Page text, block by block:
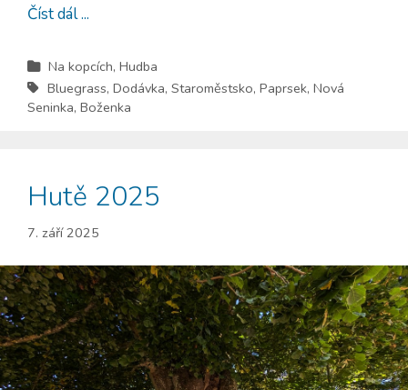
Číst dál ...
Na kopcích, Hudba
Bluegrass, Dodávka, Staroměstsko, Paprsek, Nová
Seninka, Boženka
Hutě 2025
7. září 2025